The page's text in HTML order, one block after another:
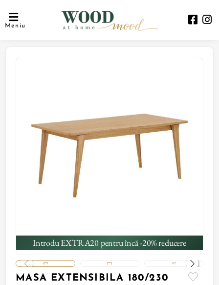
Meniu
Introdu EXTRA20 pentru încă -20% reducere
MASA EXTENSIBILA 180/230